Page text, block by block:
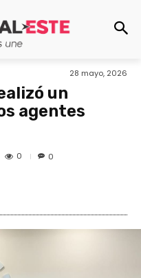
28 mayo, 2026
un
agentes
0 0